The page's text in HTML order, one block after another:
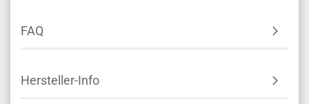
FAQ
Hersteller-Info